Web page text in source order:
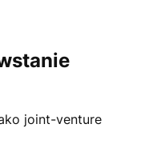
joint-venture